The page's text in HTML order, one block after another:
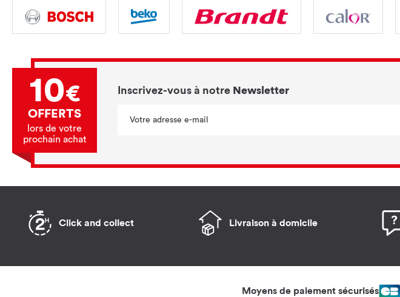
10€
OFFERTS
lors de votre
prochain achat
Inscrivez-vous à notre Newsletter
Click and collect Livraison à domicile
Moyens de paiement sécurisés